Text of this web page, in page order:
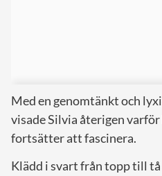
Med en genomtänkt och
visade Silvia återigen varför
fortsätter att fascinera.
Klädd i svart från topp till